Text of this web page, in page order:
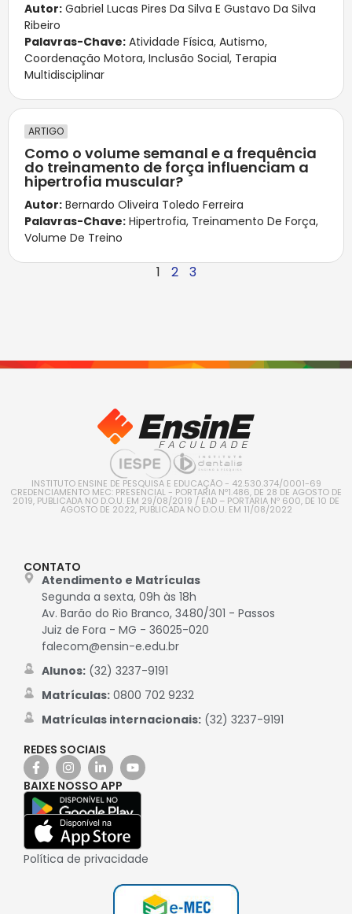
Autor: Gabriel Lucas Pires Da Silva E Gustavo Da Silva
Ribeiro
Palavras-Chave: Atividade Física, Autismo,
Coordenação Motora, Inclusão Social, Terapia
Multidisciplinar
ARTIGO
Como o volume semanal e a frequência
do treinamento de força influenciam a
hipertrofia muscular?
Autor: Bernardo Oliveira Toledo Ferreira
Palavras-Chave: Hipertrofia, Treinamento De Força,
Volume De Treino
1 2 3
INSTITUTO ENSINE DE PESQUISA E EDUCAÇÃO - 42.530.374/0001-69
CREDENCIAMENTO MEC: PRESENCIAL - PORTARIA Nº1.486, DE 28 DE AGOSTO DE
2019, PUBLICADA NO D.O.U. EM 29/08/2019 / EAD – PORTARIA Nº 600, DE 10 DE
AGOSTO DE 2022, PUBLICADA NO D.O.U. EM 11/08/2022
CONTATO
Atendimento e Matrículas
Segunda a sexta, 09h às 18h
Av. Barão do Rio Branco, 3480/301 - Passos
Juiz de Fora - MG - 36025-020
falecom@ensin-e.edu.br
Alunos:(32) 3237-9191
Matrículas:0800 702 9232
Matrículas internacionais:(32) 3237-9191
REDES SOCIAIS
BAIXE NOSSO APP
Política de privacidade